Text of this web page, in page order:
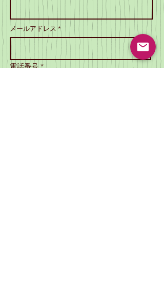
ました！素晴らしい成果です
ね。これからも、みんなの成
長を見守りたいと思います。
大阪カーニバルの結果 大阪カ
ーニ
メールアドレス *
電話番号 *